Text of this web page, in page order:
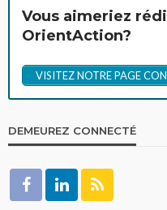
Vous aimeriez
OrientAction?
VISITEZ NOTRE PAGE
DEMEUREZ CONNECTÉ